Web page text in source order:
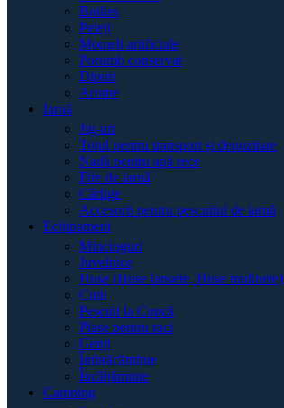
Boilies
Peleți
Momeli artificiale
Porumb conservat
Dipuri
Arome
Iarnă
Jig-uri
Totul pentru transport și depozitare
Nadă pentru apă rece
Fire de iarnă
Cârlige
Accesorii pentru pescuitul de iarnă
Echipament
Mincioguri
Juvelnice
Huse (Huse lansete, Huse mulinete)
Cutii
Pescuit la Copcă
Plase pentru raci
Genți
Îmbrăcăminte
Încălțăminte
Camping